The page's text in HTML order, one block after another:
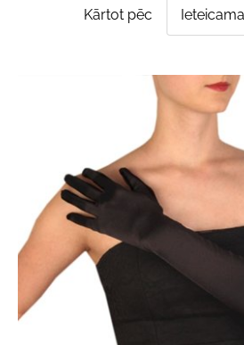
Kārtot pēc